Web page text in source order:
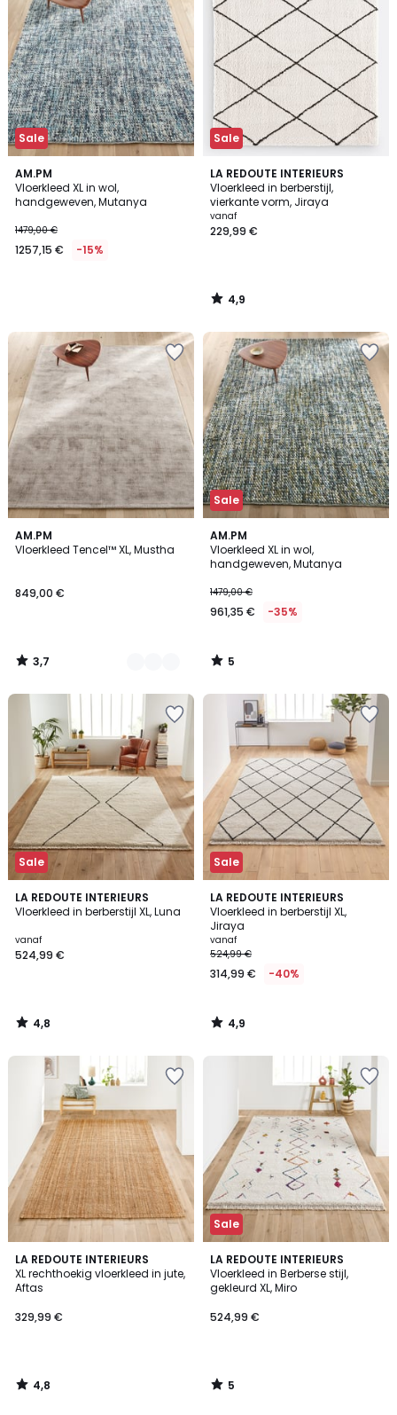
Sale
AM.PM
Vloerkleed XL in wol,
handgeweven, Mutanya
1479,00 €
1257,15 € -15%
Sale
LA REDOUTE INTERIEURS
Vloerkleed in berberstijl,
vierkante vorm, Jiraya
vanaf
229,99 €
4,9
/ 5
4,9
/
AM.PM
Vloerkleed Tencel™ XL, Mustha
849,00 €
3,7
/ 5
2
Kleuren
3,7
/
Sale
AM.PM
Vloerkleed XL in wol,
handgeweven, Mutanya
1479,00 €
961,35 € -35%
5
/
5
5
/
Sale
LA REDOUTE INTERIEURS
Vloerkleed in berberstijl XL, Luna
vanaf
524,99 €
4,8
/ 5
4,8
/
Sale
LA REDOUTE INTERIEURS
Vloerkleed in berberstijl XL,
Jiraya
vanaf
524,99 €
314,99 € -40%
4,9
/ 5
4,9
/
LA REDOUTE INTERIEURS
XL rechthoekig vloerkleed in jute,
Aftas
329,99 €
4,8
/ 5
4,8
/
Sale
LA REDOUTE INTERIEURS
Vloerkleed in Berberse stijl,
gekleurd XL, Miro
524,99 €
5
/
5
5
/